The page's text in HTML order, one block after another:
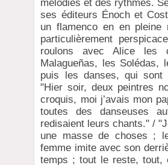
mélodies et des rythmes.
ses éditeurs Énoch et
un flamenco en en pleine
particulièrement
roulons avec Alice les
Malagueñas, les Solédas,
puis les danses, qui sont
"Hier soir, deux peintres
croquis, moi j’avais mon
toutes des danseuses
redisaient leurs chants." /
une masse de choses ;
femme imite avec son
temps ; tout le reste, tout,